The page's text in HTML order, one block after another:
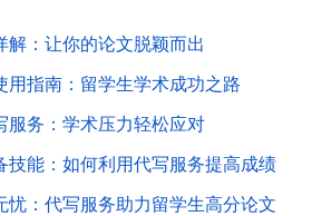
解：让你的论文脱颖而出
用指南：留学生学术成功之路
服务：学术压力轻松应对
技能：如何利用代写服务提高成绩
忧：代写服务助力留学生高分论文